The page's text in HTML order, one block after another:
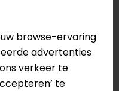
browse-ervaring
advertenties
verkeer te
te